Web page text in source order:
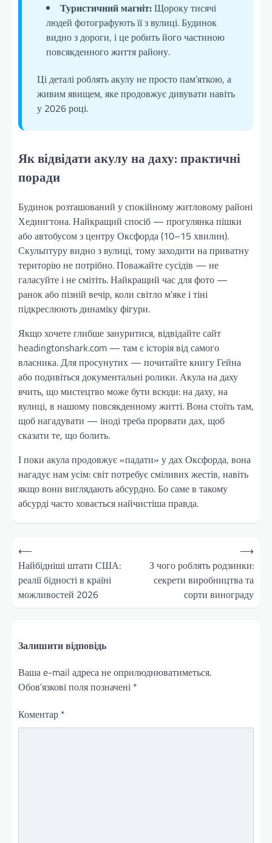
Туристичний магніт:Щороку тисячі
людей фотографують її з вулиці. Будинок
видно з дороги, і це робить його частиною
повсякденного життя району.
Ці деталі роблять акулу не просто пам’яткою, а
живим явищем, яке продовжує дивувати навіть
у 2026 році.
Як відвідати акулу на даху: практичні
поради
Будинок розташований у спокійному житловому районі
Хедингтона. Найкращий спосіб — прогулянка пішки
або автобусом з центру Оксфорда (10–15 хвилин).
Скульптуру видно з вулиці, тому заходити на приватну
територію не потрібно. Поважайте сусідів — не
галасуйте і не смітіть. Найкращий час для фото —
ранок або пізній вечір, коли світло м’яке і тіні
підкреслюють динаміку фігури.
Якщо хочете глибше зануритися, відвідайте сайт
headingtonshark.com — там є історія від самого
власника. Для просунутих — почитайте книгу Гейна
або подивіться документальні ролики. Акула на даху
вчить, що мистецтво може бути всюди: на даху, на
вулиці, в нашому повсякденному житті. Вона стоїть там,
щоб нагадувати — іноді треба прорвати дах, щоб
сказати те, що болить.
І поки акула продовжує «падати» у дах Оксфорда, вона
нагадує нам усім: світ потребує сміливих жестів, навіть
якщо вони виглядають абсурдно. Бо саме в такому
абсурді часто ховається найчистіша правда.
Навігація
записів
⟵
Найбідніші штати США:
реалії бідності в країні
можливостей 2026
З чого роблять родзинки:
секрети виробництва та
сорти винограду
⟶
Залишити відповідь
Ваша e-mail адреса не оприлюднюватиметься.
Обов’язкові поля позначені *
Коментар *